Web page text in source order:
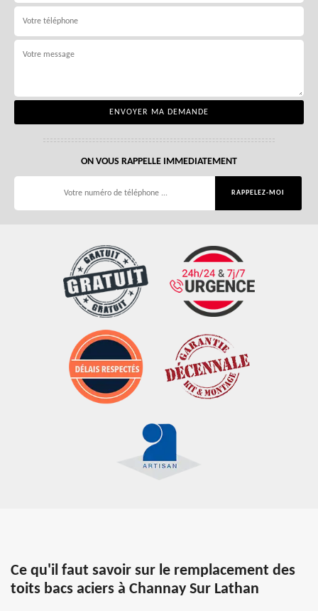
ON VOUS RAPPELLE IMMEDIATEMENT
Ce qu'il faut savoir sur le remplacement des
toits bacs aciers à Channay Sur Lathan